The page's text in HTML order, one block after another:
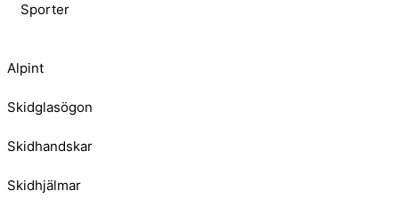
Sporter
Alpint
Skidglasögon
Skidhandskar
Skidhjälmar